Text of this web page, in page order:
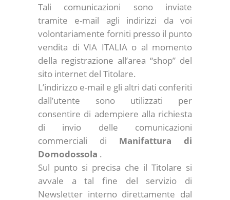
Tali comunicazioni sono inviate
tramite e-mail agli indirizzi da voi
volontariamente forniti presso il punto
vendita di VIA ITALIA o al momento
della registrazione all’area “shop” del
sito internet del Titolare.
L’indirizzo e-mail e gli altri dati conferiti
dall’utente sono utilizzati per
consentire di adempiere alla richiesta
di invio delle comunicazioni
commerciali di Manifattura di
Domodossola .
Sul punto si precisa che il Titolare si
avvale a tal fine del servizio di
Newsletter interno direttamente dal